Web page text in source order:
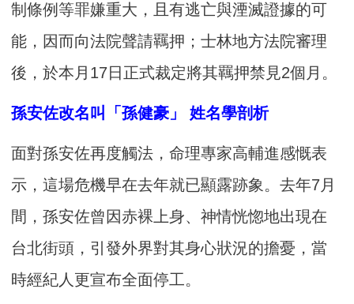
制條例等罪嫌重大，且有逃亡與湮滅證據的可
能，因而向法院聲請羈押；士林地方法院審理
後，於本月17日正式裁定將其羈押禁見2個月。
孫安佐改名叫「孫健豪」 姓名學剖析
面對孫安佐再度觸法，命理專家高輔進感慨表
示，這場危機早在去年就已顯露跡象。去年7月
間，孫安佐曾因赤裸上身、神情恍惚地出現在
台北街頭，引發外界對其身心狀況的擔憂，當
時經紀人更宣布全面停工。